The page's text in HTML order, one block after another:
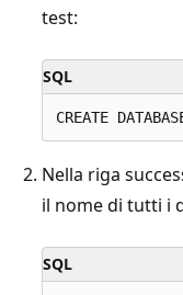
test:
SQL
Nella riga
il nome di tutti i
SQL